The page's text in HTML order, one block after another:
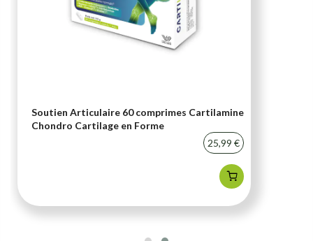
Soutien Articulaire 60 comprimes Cartilamine
Chondro Cartilage en Forme
25,99 €